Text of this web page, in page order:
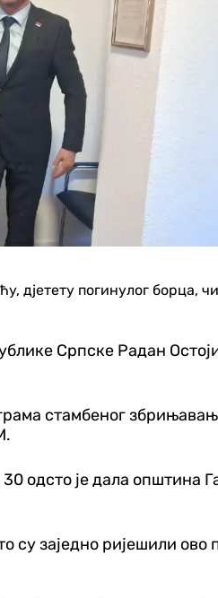
погинулог борца,
Српске Радан
стамбеног
одсто је дала општина
су заједно ријешили